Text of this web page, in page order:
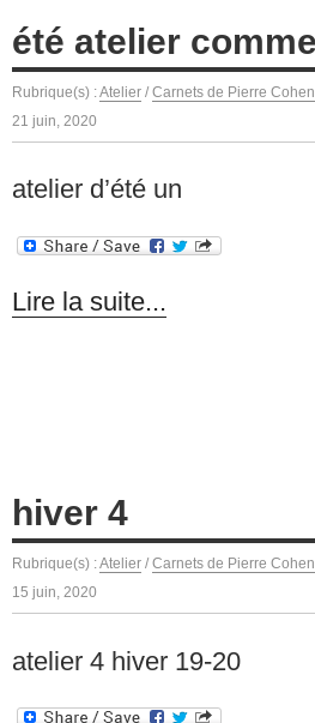
été atelier
Rubrique(s) :Atelier / Carnets de Pierre
21 juin, 2020
atelier d’été un
Lire la suite...
hiver 4
Rubrique(s) :Atelier / Carnets de Pierre
15 juin, 2020
atelier 4 hiver 19-20